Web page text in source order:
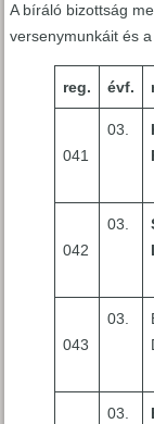
A bíráló bizottság
versenymunkáit és
reg. évf.
041
03.
042
03.
043
03.
03.